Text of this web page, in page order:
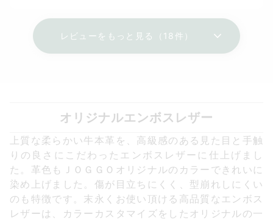
レビューをもっと見る（18件）
オリジナルエンボスレザー
上質な柔らかい牛本革を、高級感のある見た目と手触
りの良さにこだわったエンボスレザーに仕上げまし
た。革色もＪＯＧＧＯオリジナルのカラーできれいに
染め上げました。傷が目立ちにくく、型崩れしにくい
のも特徴です。末永くお使い頂ける高品質なエンボス
レザーは、カラーカスタマイズをしたオリジナルの一